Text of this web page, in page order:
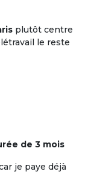
plutôt centre
le reste
de 3 mois
je paye déjà